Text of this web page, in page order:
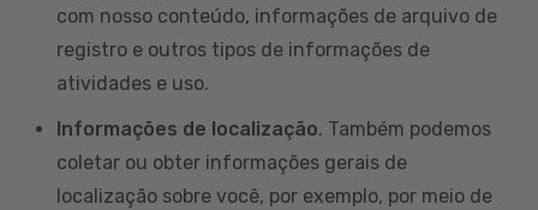
com nosso conteúdo, informações de arquivo de
registro e outros tipos de informações de
atividades e uso.
Informações de localização. Também podemos
coletar ou obter informações gerais de
localização sobre você, por exemplo, por meio de